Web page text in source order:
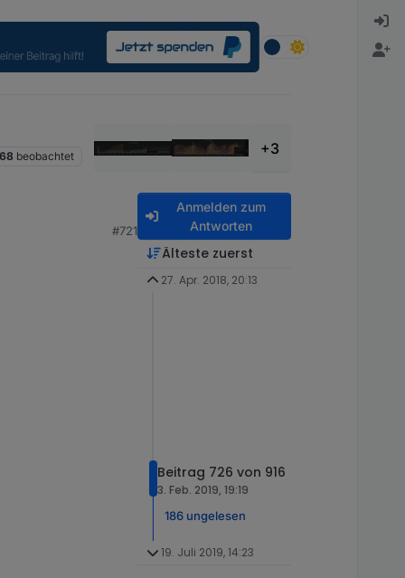
beobachtet +3
#721
Anmelden zum
Antworten
Älteste zuerst
27. Apr. 2018, 20:13
Beitrag 726 von 916
3. Feb. 2019, 19:19
186 ungelesen
19. Juli 2019, 14:23